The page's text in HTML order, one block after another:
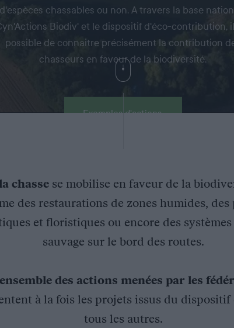
d'espèces chassables ou non. A travers la base
Biodiv' et le dispositif d'éco-contribution,
possible de connaitre précisément la contribution
chasseurs en faveur de la biodiversité.
Exemples d'actions
chassese mobilise en faveur de la
des restaurations de zones humides,
et floristiques ou encore des
sauvage sur le bord des routes.
des actions menées par les
à la fois les projets issus du
tous les autres.